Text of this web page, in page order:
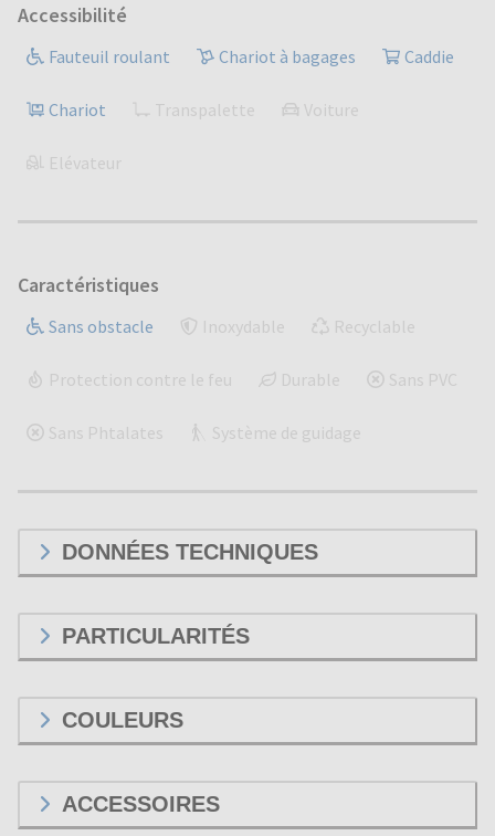
Accessibilité
Fauteuil roulant Chariot à bagages Caddie
Chariot Transpalette Voiture
Elévateur
Caractéristiques
Sans obstacle Inoxydable Recyclable
Protection contre le feu Durable Sans PVC
Sans Phtalates Système de guidage
DONNÉES TECHNIQUES
PARTICULARITÉS
COULEURS
ACCESSOIRES